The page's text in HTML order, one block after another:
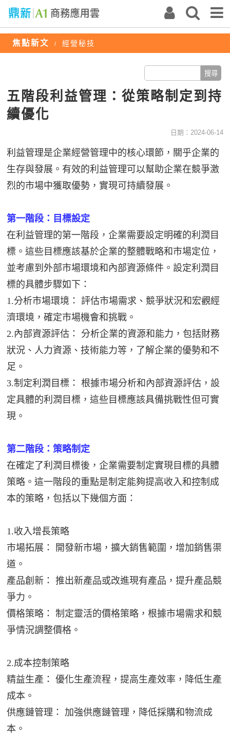
焦點新文 / 經營秘技
五階段利益管理：從策略制定到持
續優化
日期：2024-06-14
利益管理是企業經營管理中的核心環節，關乎企業的
生存與發展。有效的利益管理可以幫助企業在競爭激
烈的市場中獲取優勢，實現可持續發展。
第一階段：目標設定
在利益管理的第一階段，企業需要設定明確的利潤目
標。這些目標應該基於企業的整體戰略和市場定位，
並考慮到外部市場環境和內部資源條件。設定利潤目
標的具體步驟如下：
1.分析市場環境： 評估市場需求、競爭狀況和宏觀經
濟環境，確定市場機會和挑戰。
2.內部資源評估： 分析企業的資源和能力，包括財務
狀況、人力資源、技術能力等，了解企業的優勢和不
足。
3.制定利潤目標： 根據市場分析和內部資源評估，設
定具體的利潤目標，這些目標應該具備挑戰性但可實
現。
第二階段：策略制定
在確定了利潤目標後，企業需要制定實現目標的具體
策略。這一階段的重點是制定能夠提高收入和控制成
本的策略，包括以下幾個方面：
1.收入增長策略
市場拓展： 開發新市場，擴大銷售範圍，增加銷售渠
道。
產品創新： 推出新產品或改進現有產品，提升產品競
爭力。
價格策略： 制定靈活的價格策略，根據市場需求和競
爭情況調整價格。
2.成本控制策略
精益生產： 優化生產流程，提高生產效率，降低生產
成本。
供應鏈管理： 加強供應鏈管理，降低採購和物流成
本。